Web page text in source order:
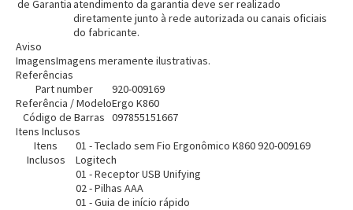
de Garantiaatendimento da garantia deve ser realizado
diretamente junto à rede autorizada ou canais oficiais
do fabricante.
Aviso
ImagensImagens meramente ilustrativas.
Referências
Part number
920-009169
Referência / ModeloErgo K860
Código de Barras 097855151667
Itens Inclusos
Itens
Inclusos
01 - Teclado sem Fio Ergonômico K860 920-009169
Logitech
01 - Receptor USB Unifying
02 - Pilhas AAA
01 - Guia de início rápido